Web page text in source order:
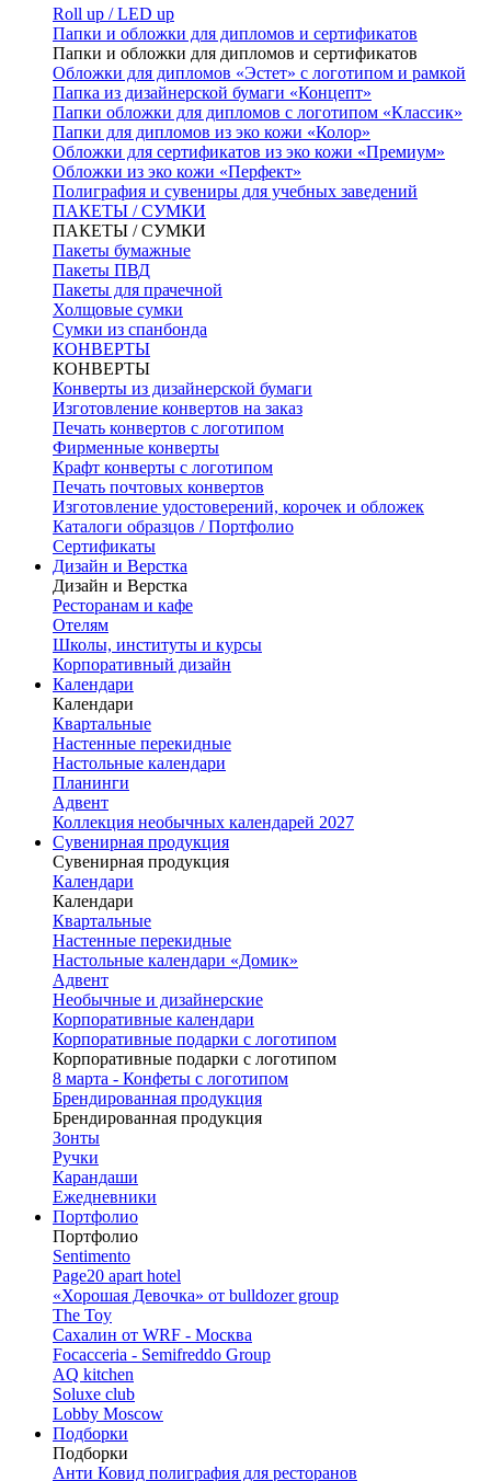
Roll up / LED up
Папки и обложки для дипломов и сертификатов
Папки и обложки для дипломов и сертификатов
Обложки для дипломов «Эстет» с логотипом и рамкой
Папка из дизайнерской бумаги «Концепт»
Папки обложки для дипломов с логотипом «Классик»
Папки для дипломов из эко кожи «Колор»
Обложки для сертификатов из эко кожи «Премиум»
Обложки из эко кожи «Перфект»
Полиграфия и сувениры для учебных заведений
ПАКЕТЫ / СУМКИ
ПАКЕТЫ / СУМКИ
Пакеты бумажные
Пакеты ПВД
Пакеты для прачечной
Холщовые сумки
Сумки из спанбонда
КОНВЕРТЫ
КОНВЕРТЫ
Конверты из дизайнерской бумаги
Изготовление конвертов на заказ
Печать конвертов с логотипом
Фирменные конверты
Крафт конверты с логотипом
Печать почтовых конвертов
Изготовление удостоверений, корочек и обложек
Каталоги образцов / Портфолио
Сертификаты
Дизайн и Верстка
Дизайн и Верстка
Ресторанам и кафе
Отелям
Школы, институты и курсы
Корпоративный дизайн
Календари
Календари
Квартальные
Настенные перекидные
Настольные календари
Планинги
Адвент
Коллекция необычных календарей 2027
Сувенирная продукция
Сувенирная продукция
Календари
Календари
Квартальные
Настенные перекидные
Настольные календари «Домик»
Адвент
Необычные и дизайнерские
Корпоративные календари
Корпоративные подарки с логотипом
Корпоративные подарки с логотипом
8 марта - Конфеты с логотипом
Брендированная продукция
Брендированная продукция
Зонты
Ручки
Карандаши
Ежедневники
Портфолио
Портфолио
Sentimento
Page20 apart hotel
«Хорошая Девочка» от bulldozer group
The Toy
Сахалин от WRF - Москва
Focacceria - Semifreddo Group
AQ kitchen
Soluxe club
Lobby Moscow
Подборки
Подборки
Анти Ковид полиграфия для ресторанов